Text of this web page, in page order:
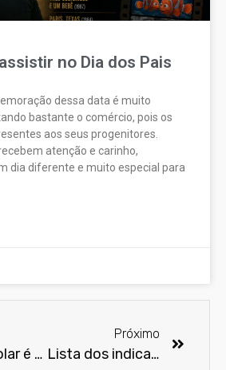
no Dia dos Pais
dessa data é muito
bastante o comércio, pois os
aos seus progenitores.
atenção e carinho,
dia diferente e muito especial para
Cinema Solar é uma das atrações no encerramento do Entretodos 7 – Festival de Curtas de Direitos Humanos
Próximo
Lista dos indicados a Melhor Animação no Oscar 2015